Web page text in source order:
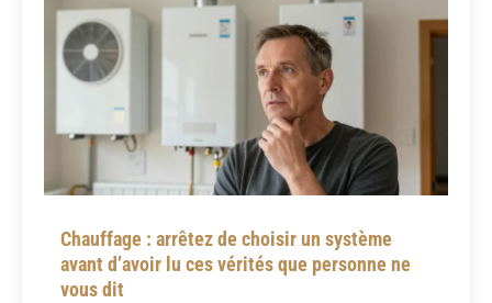
Chauffage : arrêtez de choisir un système
avant d’avoir lu ces vérités que personne ne
vous dit